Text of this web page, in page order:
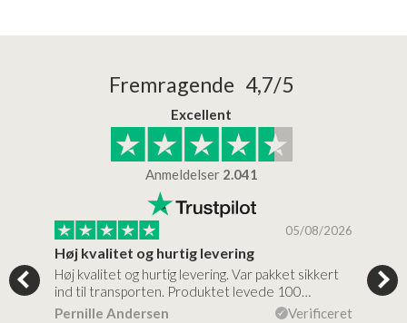
Fremragende 4,7/5
Excellent
Anmeldelser 2.041
05/08/2026
Høj kvalitet og hurtig levering
Høj kvalitet og hurtig levering. Var pakket sikkert
ind til transporten. Produktet levede 100…
Pernille Andersen
Verificeret